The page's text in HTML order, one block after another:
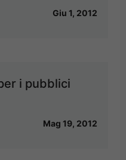
Giu 1, 2012
i pubblici
Mag 19, 2012